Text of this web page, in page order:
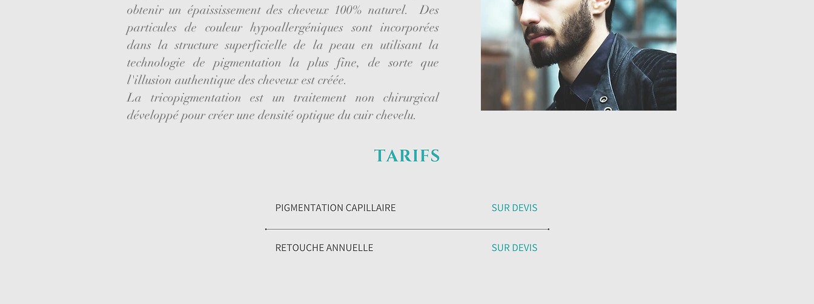
obtenir un épaississement des cheveux 100% naturel. Des
particules de couleur hypoallergéniques sont incorporées
dans la structure superficielle de la peau en utilisant la
technologie de pigmentation la plus fine, de sorte que
l'illusion authentique des cheveux est créée.
La tricopigmentation est un traitement non chirurgical
développé pour créer une densité optique du cuir chevelu.